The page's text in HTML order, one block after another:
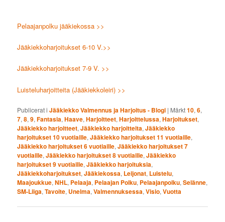
Pelaajanpolku jääkiekossa >>
Jääkiekkoharjoitukset 6-10 V.>>
Jääkiekkoharjoitukset 7-9 V. >>
Luisteluharjoitteita (Jääkiekkoleiri) >>
Publicerat i Jääkiekko Valmennus ja Harjoitus - Blogi | Märkt10,6,
7,8,9,Fantasia,Haave,Harjoitteet,Harjoittelussa,Harjoitukset,
Jääkiekko harjoitteet,Jääkiekko harjoitteita,Jääkiekko
harjoitukset 10 vuotiaille,Jääkiekko harjoitukset 11 vuotiaille,
Jääkiekko harjoitukset 6 vuotiaille,Jääkiekko harjoitukset 7
vuotiaille,Jääkiekko harjoitukset 8 vuotiaille,Jääkiekko
harjoitukset 9 vuotiaille,Jääkiekko harjoituksia,
Jääkiekkoharjoitukset,Jääkiekossa, Leijonat, Luistelu,
Maajoukkue,NHL, Pelaaja, Pelaajan Polku, Pelaajanpolku,Selänne,
SM-Liiga,Tavoite, Unelma,Valmennuksessa,Visio,Vuotta